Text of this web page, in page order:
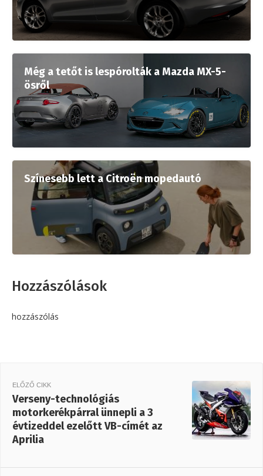
Még a tetőt is lespórolták a Mazda MX-5-
ösről
Színesebb lett a Citroën mopedautó
Hozzászólások
hozzászólás
ELŐZŐ CIKK
Verseny-technológiás
motorkerékpárral ünnepli a 3
évtizeddel ezelőtt VB-címét az
Aprilia